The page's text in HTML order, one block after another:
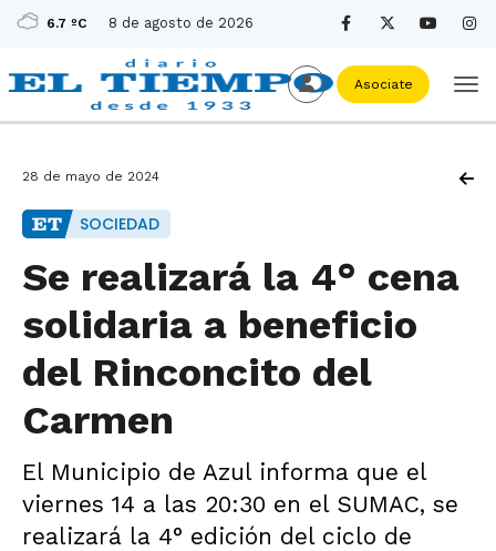
6.7 ºC 8 de agosto de 2026
Asociate
28 de mayo de 2024
SOCIEDAD
Se realizará la 4° cena
solidaria a beneficio
del Rinconcito del
Carmen
El Municipio de Azul informa que el
viernes 14 a las 20:30 en el SUMAC, se
realizará la 4° edición del ciclo de